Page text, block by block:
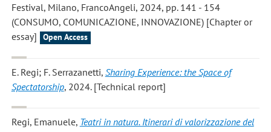
Festival, Milano, FrancoAngeli, 2024, pp. 141 - 154
(CONSUMO, COMUNICAZIONE, INNOVAZIONE) [Chapter or
essay]
Open Access
E. Regi; F. Serrazanetti, Sharing Experience: the Space of
Spectatorship, 2024. [Technical report]
Regi, Emanuele, Teatri in natura. Itinerari di valorizzazione del